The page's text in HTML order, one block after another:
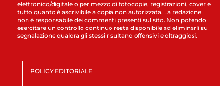
elettronico/digitale o per mezzo di fotocopie, registrazioni, cover e
tutto quanto è ascrivibile a copia non autorizzata. La redazione
non è responsabile dei commenti presenti sul sito. Non potendo
esercitare un controllo continuo resta disponibile ad eliminarli su
segnalazione qualora gli stessi risultano offensivi e oltraggiosi.
POLICY EDITORIALE